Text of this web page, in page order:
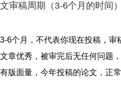
审稿周期（3-6个月的时间）
6个月，不代表你现在投稿，
章优秀，被审完后无任何问题
版面量，今年投稿的论文，正